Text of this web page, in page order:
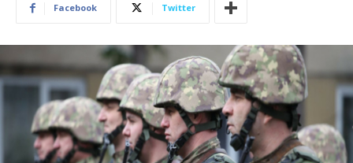
Facebook Twitter